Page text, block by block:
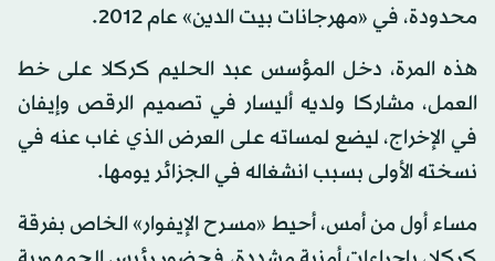
محدودة، في «مهرجانات بيت الدين» عام 2012.
هذه المرة، دخل المؤسس عبد الحليم كركلا على خط
العمل، مشاركا ولديه أليسار في تصميم الرقص وإيفان
في الإخراج، ليضع لمساته على العرض الذي غاب عنه في
نسخته الأولى بسبب انشغاله في الجزائر يومها.
مساء أول من أمس، أحيط «مسرح الإيفوار» الخاص بفرقة